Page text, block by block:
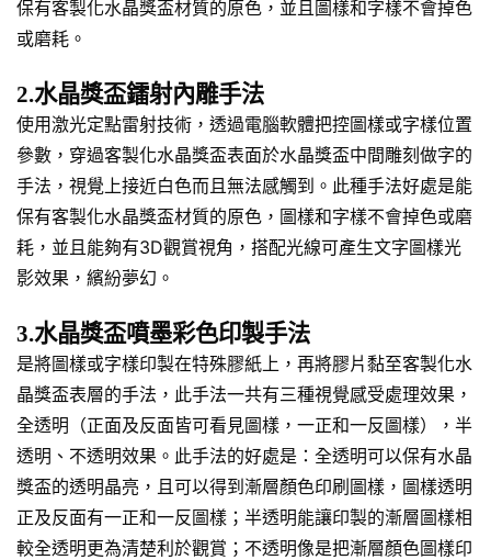
保有客製化水晶獎盃材質的原色，並且圖樣和字樣不會掉色
或磨耗。
2.水晶獎盃鐳射內雕手法
使用激光定點雷射技術，透過電腦軟體把控圖樣或字樣位置
參數，穿過客製化水晶獎盃表面於水晶獎盃中間雕刻做字的
手法，視覺上接近白色而且無法感觸到。此種手法好處是能
保有客製化水晶獎盃材質的原色，圖樣和字樣不會掉色或磨
耗，並且能夠有3D觀賞視角，搭配光線可產生文字圖樣光
影效果，繽紛夢幻。
3.水晶獎盃噴墨彩色印製手法
是將圖樣或字樣印製在特殊膠紙上，再將膠片黏至客製化水
晶獎盃表層的手法，此手法一共有三種視覺感受處理效果，
全透明（正面及反面皆可看見圖樣，一正和一反圖樣），半
透明、不透明效果。此手法的好處是：全透明可以保有水晶
獎盃的透明晶亮，且可以得到漸層顏色印刷圖樣，圖樣透明
正及反面有一正和一反圖樣；半透明能讓印製的漸層圖樣相
較全透明更為清楚利於觀賞；不透明像是把漸層顏色圖樣印